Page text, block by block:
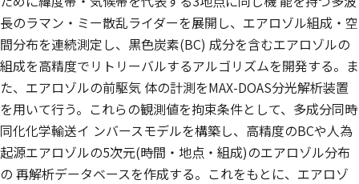
長のラマン・ミー散乱ライダーを展開し、エアロゾル組成・空
間分布を連続測定し、黒色炭素(BC) 成分を含むエアロゾルの
組成を高精度でリトリーバルするアルゴリズムを開発する。ま
た、エアロゾルの前駆気 体の計測をMAX-DOAS分光解析装置
を用いて行う。これらの観測値を拘束条件として、多成分同時
同化化学輸送イ ンバースモデルを構築し、高精度のBCや人為
起源エアロゾルの5次元(時間・地点・組成)のエアロゾル分布
の 再解析データベースを作成する。これをもとに、エアロゾ